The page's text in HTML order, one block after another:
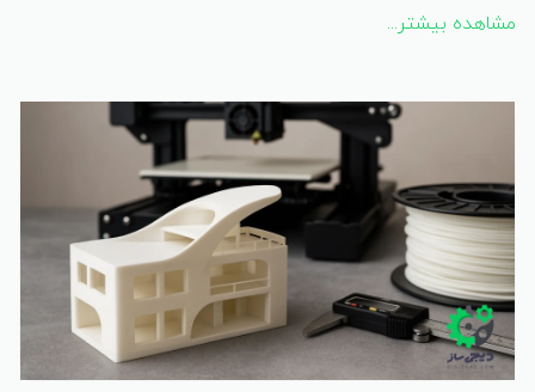
قطعات کاربردی.
مشاهده بیشتر...